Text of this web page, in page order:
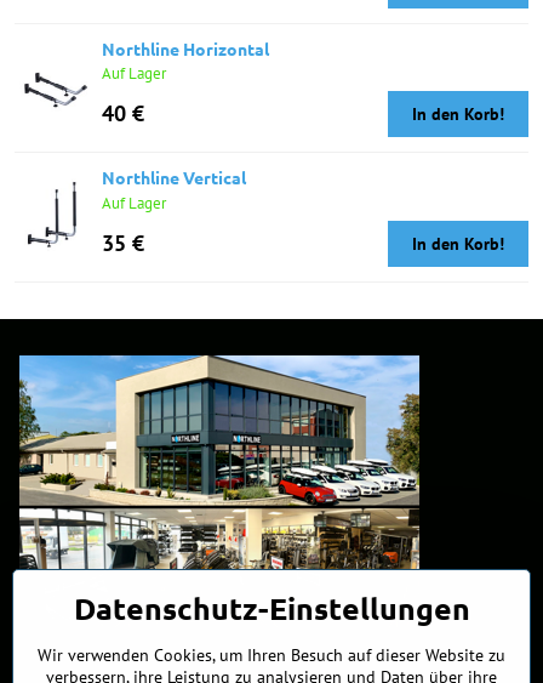
Northline Horizontal
Auf Lager
40 € In den Korb!
Northline Vertical
Auf Lager
35 € In den Korb!
Datenschutz-Einstellungen
Wir verwenden Cookies, um Ihren Besuch auf dieser Website zu
verbessern, ihre Leistung zu analysieren und Daten über ihre